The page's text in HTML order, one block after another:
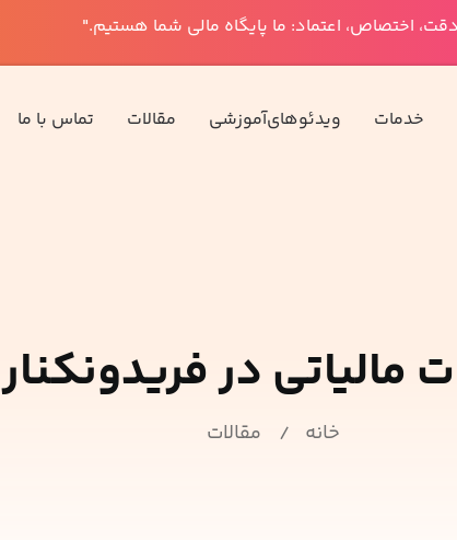
اختصاص، اعتماد: ما پایگاه مالی شما هستیم."
خدمات ویدئوهای‌آموزشی مقالات‌ تماس با ما
مالیاتی در فریدونکنار
خانه مقالات